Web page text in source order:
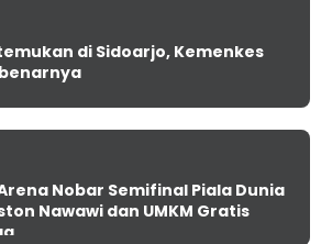
di Sidoarjo, Kemenkes
Nobar Semifinal Piala Dunia
Nawawi dan UMKM Gratis